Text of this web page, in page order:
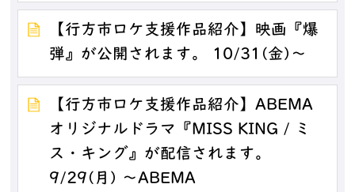
【行方市ロケ支援作品紹介】映画『爆
弾』が公開されます。 10/31(金)～
【行方市ロケ支援作品紹介】ABEMA
オリジナルドラマ『MISS KING / ミ
ス・キング』が配信されます。
9/29(月) ～ABEMA